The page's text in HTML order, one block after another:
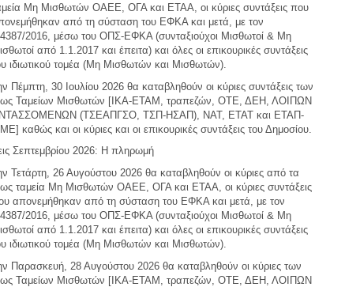
Μη Μισθωτών ΟΑΕΕ, ΟΓΑ και ΕΤΑΑ, οι κύριες συντάξεις που
από τη σύσταση του ΕΦΚΑ και μετά, με τον
2016, μέσω του ΟΠΣ-ΕΦΚΑ (συνταξιούχοι Μισθωτοί & Μη
από 1.1.2017 και έπειτα) και όλες οι επικουρικές συντάξεις
ιδιωτικού τομέα (Μη Μισθωτών και Μισθωτών).
Πέμπτη, 30 Ιουλίου 2026 θα καταβληθούν οι κύριες συντάξεις των
Ταμείων Μισθωτών [ΙΚΑ-ΕΤΑΜ, τραπεζών, ΟΤΕ, ΔΕΗ, ΛΟΙΠΩΝ
(ΤΣΕΑΠΓΣΟ, ΤΣΠ-ΗΣΑΠ), ΝΑΤ, ΕΤΑΤ και ΕΤΑΠ-
καθώς και οι κύριες και οι επικουρικές συντάξεις του Δημοσίου.
Σεπτεμβρίου 2026: Η πληρωμή
Τετάρτη, 26 Αυγούστου 2026 θα καταβληθούν οι κύριες από τα
ταμεία Μη Μισθωτών ΟΑΕΕ, ΟΓΑ και ΕΤΑΑ, οι κύριες συντάξεις
απονεμήθηκαν από τη σύσταση του ΕΦΚΑ και μετά, με τον
2016, μέσω του ΟΠΣ-ΕΦΚΑ (συνταξιούχοι Μισθωτοί & Μη
από 1.1.2017 και έπειτα) και όλες οι επικουρικές συντάξεις
ιδιωτικού τομέα (Μη Μισθωτών και Μισθωτών).
Παρασκευή, 28 Αυγούστου 2026 θα καταβληθούν οι κύριες των
Ταμείων Μισθωτών [ΙΚΑ-ΕΤΑΜ, τραπεζών, ΟΤΕ, ΔΕΗ, ΛΟΙΠΩΝ